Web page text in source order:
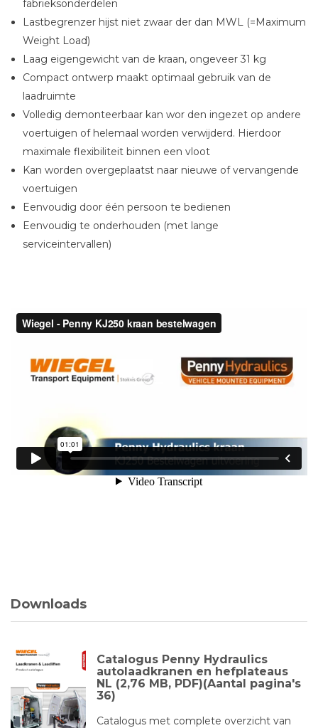
fabrieksonderdelen
Lastbegrenzer hijst niet zwaar der dan MWL (=Maximum
Weight Load)
Laag eigengewicht van de kraan, ongeveer 31 kg
Compact ontwerp maakt optimaal gebruik van de
laadruimte
Volledig demonteerbaar kan wor den ingezet op andere
voertuigen of helemaal worden verwijderd. Hierdoor
maximale flexibiliteit binnen een vloot
Kan worden overgeplaatst naar nieuwe of vervangende
voertuigen
Eenvoudig door één persoon te bedienen
Eenvoudig te onderhouden (met lange
serviceintervallen)
Downloads
Catalogus Penny Hydraulics
autolaadkranen en hefplateaus
NL (2,76 MB, PDF)(Aantal pagina's
36)
Catalogus met complete overzicht van